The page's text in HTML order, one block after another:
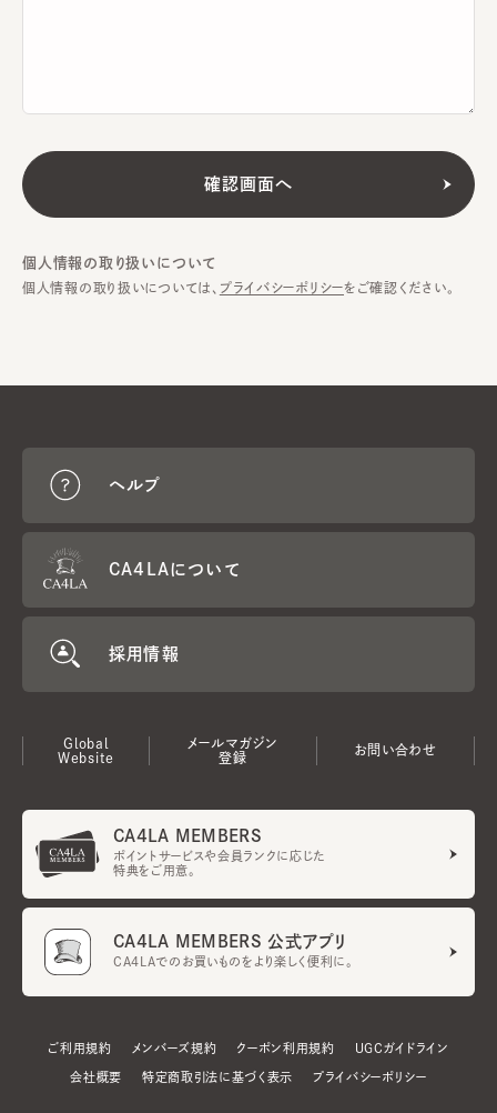
個人情報の取り扱いについて
個人情報の取り扱いについては、 プライバシーポリシーをご確認ください。
ヘルプ
CA4LAについて
採用情報
Global
Website
メールマガジン
登録
お問い合わせ
CA4LA MEMBERS
ポイントサービスや会員ランクに応じた
特典をご用意。
CA4LA MEMBERS 公式アプリ
CA4LAでのお買いものをより楽しく便利に。
ご利用規約 メンバーズ規約 クーポン利用規約 UGCガイドライン
会社概要 特定商取引法に基づく表示 プライバシーポリシー